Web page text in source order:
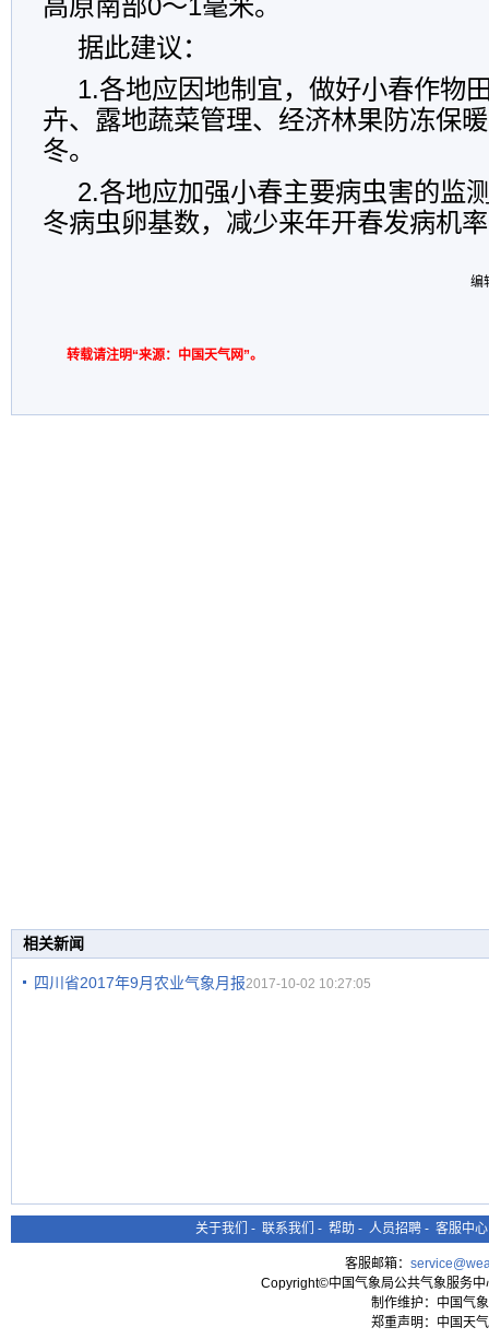
高原南部0～1毫米。
据此建议：
1.各地应因地制宜，做好小春作物
卉、露地蔬菜管理、经济林果防冻保
冬。
2.各地应加强小春主要病虫害的监
冬病虫卵基数，减少来年开春发病机
编
转载请注明“来源：中国天气网”。
相关新闻
四川省2017年9月农业气象月报2017-10-02 10:27:05
关于我们 - 联系我们 - 帮助 - 人员招聘 - 客服中心
客服邮箱：
Copyright©中国气象局公共气象服务
制作维护：中国气
郑重声明：中国天